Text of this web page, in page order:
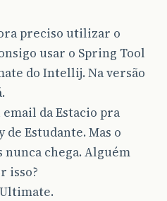
preciso utilizar o
usar o Spring Tool
do Intellij. Na versão
da Estacio pra
Estudante. Mas o
nunca chega. Alguém
isso?